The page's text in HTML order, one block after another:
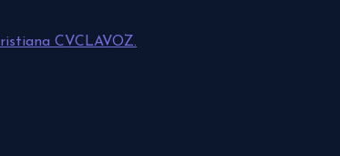
CVCLAVOZ.